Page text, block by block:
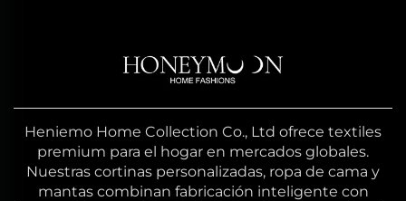
Heniemo Home Collection Co., Ltd ofrece textiles
premium para el hogar en mercados globales.
Nuestras cortinas personalizadas, ropa de cama y
mantas combinan fabricación inteligente con